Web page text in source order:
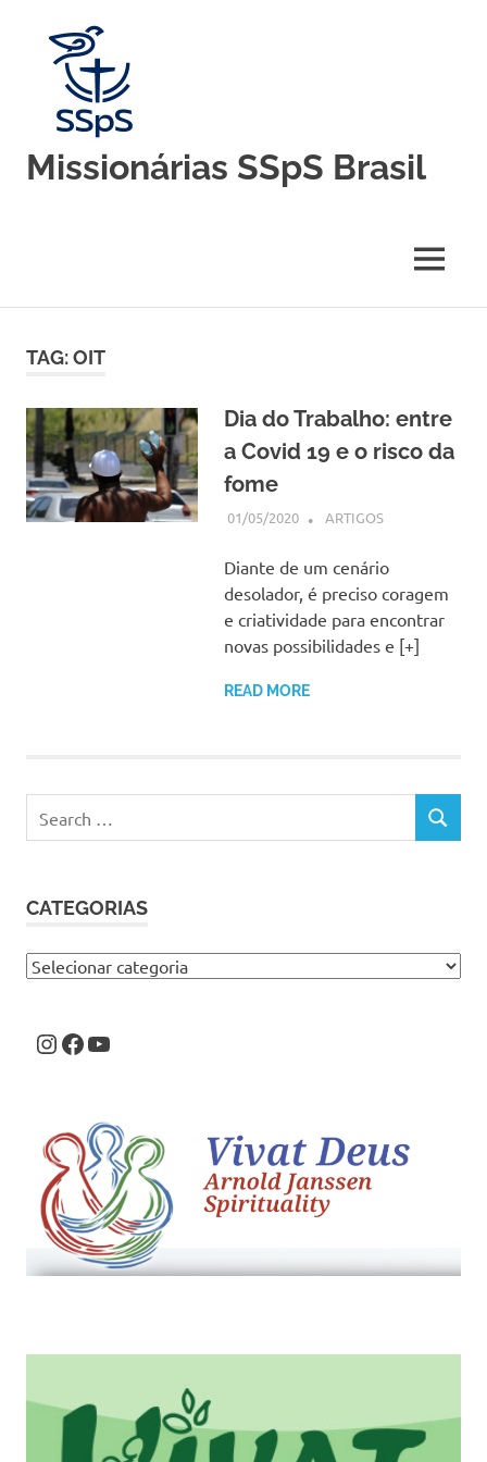
content
Missionárias SSpS Brasil
Espírito
–
Brasil
MENU
TAG:OIT
Dia do Trabalho: entre
a Covid 19 e o risco da
fome
01/05/2020 SSPS BRASIL
ARTIGOS
Diante de um cenário
desolador, é preciso coragem
e criatividade para encontrar
novas possibilidades e [+]
READ MORE
for:
SEARCH
CATEGORIAS
Categorias
Instagram
Facebook
Youtube